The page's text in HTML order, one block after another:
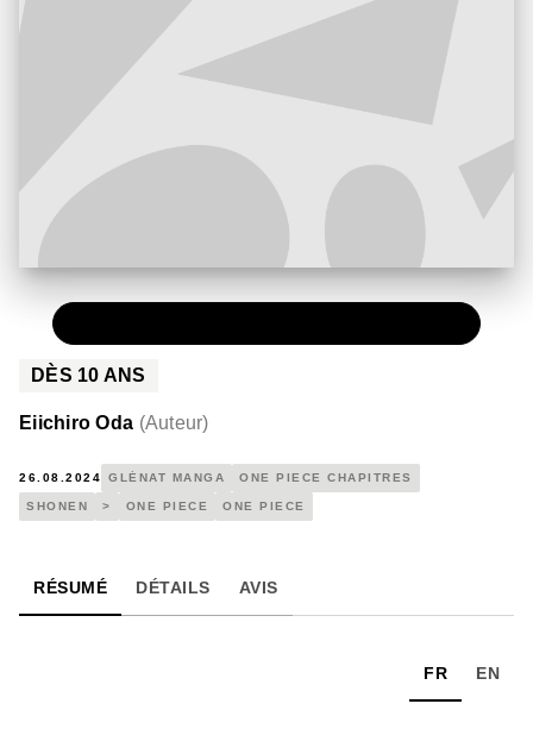
DÈS 10 ANS
Eiichiro Oda (Auteur)
26.08.2024 GLÉNAT MANGA ONE PIECE CHAPITRES
SHONEN > ONE PIECE ONE PIECE
RÉSUMÉ DÉTAILS AVIS
FR EN